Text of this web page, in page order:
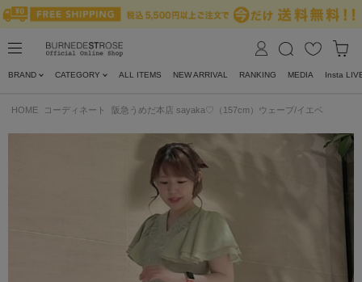
BRAND CATEGORY ALL ITEMS NEW ARRIVAL RANKING MEDIA Insta
HOME コーディネート 阪急うめだ本店 sayaka♡（157cm）ウェーブ/イエベ